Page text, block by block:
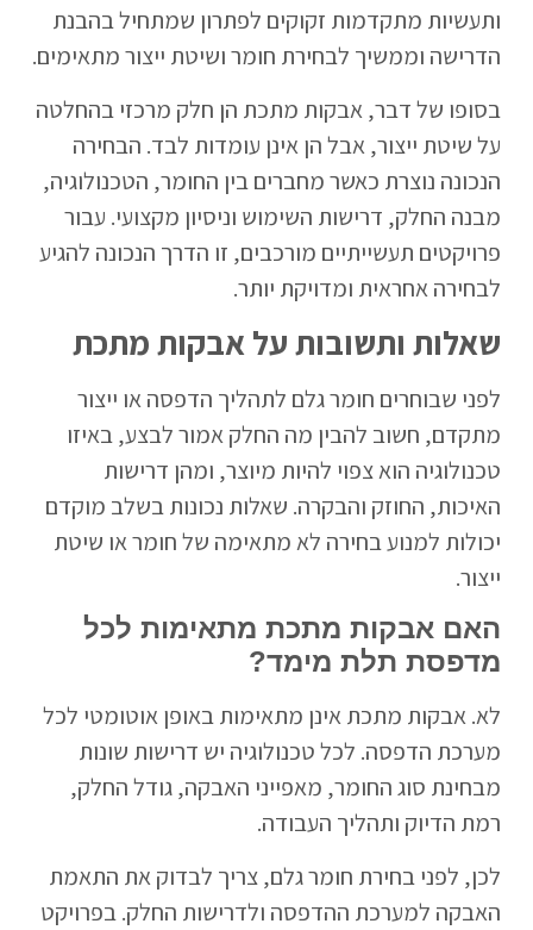
ותעשיות מתקדמות זקוקים לפתרון שמתחיל בהבנת
הדרישה וממשיך לבחירת חומר ושיטת ייצור מתאימים.
בסופו של דבר, אבקות מתכת הן חלק מרכזי בהחלטה
על שיטת ייצור, אבל הן אינן עומדות לבד. הבחירה
הנכונה נוצרת כאשר מחברים בין החומר, הטכנולוגיה,
מבנה החלק, דרישות השימוש וניסיון מקצועי. עבור
פרויקטים תעשייתיים מורכבים, זו הדרך הנכונה להגיע
לבחירה אחראית ומדויקת יותר.
שאלות ותשובות על אבקות מתכת
לפני שבוחרים חומר גלם לתהליך הדפסה או ייצור
מתקדם, חשוב להבין מה החלק אמור לבצע, באיזו
טכנולוגיה הוא צפוי להיות מיוצר, ומהן דרישות
האיכות, החוזק והבקרה. שאלות נכונות בשלב מוקדם
יכולות למנוע בחירה לא מתאימה של חומר או שיטת
ייצור.
האם אבקות מתכת מתאימות לכל
מדפסת תלת מימד?
לא. אבקות מתכת אינן מתאימות באופן אוטומטי לכל
מערכת הדפסה. לכל טכנולוגיה יש דרישות שונות
מבחינת סוג החומר, מאפייני האבקה, גודל החלק,
רמת הדיוק ותהליך העבודה.
לכן, לפני בחירת חומר גלם, צריך לבדוק את התאמת
האבקה למערכת ההדפסה ולדרישות החלק. בפרויקט